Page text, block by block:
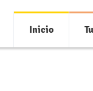
Inicio